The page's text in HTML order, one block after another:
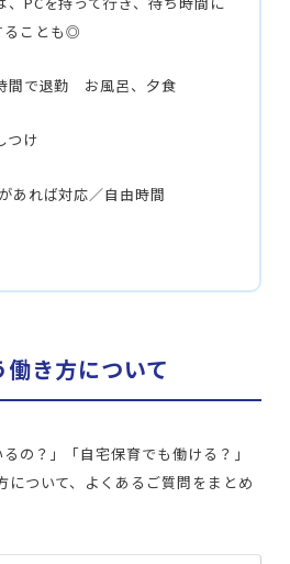
ることも◎
で退勤 お風呂、夕食
つけ
ば対応／自由時間
き方について
の？」「自宅保育でも働ける？」
について、よくあるご質問をまとめ